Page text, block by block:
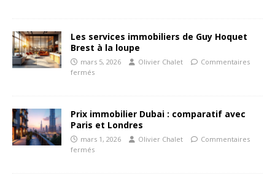
Les services immobiliers de Guy Hoquet
Brest à la loupe
mars 5, 2026 Olivier Chalet
Commentaires
fermés
Prix immobilier Dubai : comparatif avec
Paris et Londres
mars 1, 2026 Olivier Chalet
Commentaires
fermés